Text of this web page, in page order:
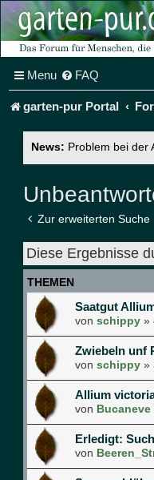
Menu FAQ
garten-pur Portal
News: Problem bei der
Zur erweiterten Suche
THEMEN
Saatgut
von schippy »
Zwiebeln unf
von schippy »
Allium
von Bucaneve
Erledigt:
von